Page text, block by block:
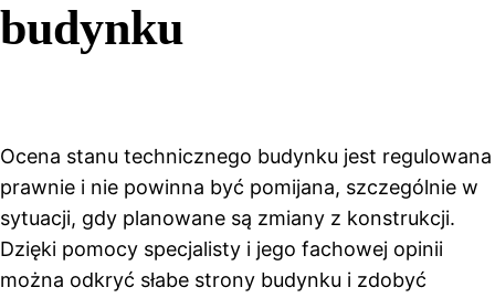
budynku
Ocena stanu technicznego budynku jest regulowana
prawnie i nie powinna być pomijana, szczególnie w
sytuacji, gdy planowane są zmiany z konstrukcji.
Dzięki pomocy specjalisty i jego fachowej opinii
można odkryć słabe strony budynku i zdobyć